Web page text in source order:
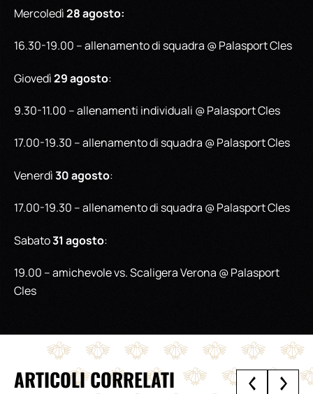
Mercoledì28 agosto:
16.30-19.00 – allenamento di squadra @ Palasport Cles
Giovedì29 agosto:
9.30-11.00 – allenamenti individuali @ Palasport Cles
17.00-19.30 – allenamento di squadra @ Palasport Cles
Venerdì30 agosto:
17.00-19.30 – allenamento di squadra @ Palasport Cles
Sabato31 agosto:
19.00 – amichevole vs. Scaligera Verona @ Palasport
Cles
ARTICOLI CORRELATI